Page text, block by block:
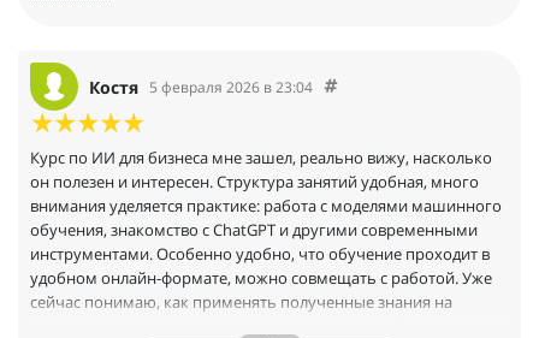
Костя 5 февраля 2026 в 23:04
Курс по ИИ для бизнеса мне зашел, реально вижу, насколько
он полезен и интересен. Структура занятий удобная, много
внимания уделяется практике: работа с моделями машинного
обучения, знакомство с ChatGPT и другими современными
инструментами. Особенно удобно, что обучение проходит в
удобном онлайн-формате, можно совмещать с работой. Уже
сейчас понимаю, как применять полученные знания на